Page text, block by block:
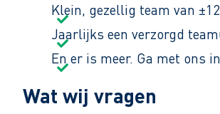
Je werkt fulltime in
Klein, gezellig team van
Jaarlijks een verzorgd
En er is meer. Ga met ons
Wat wij vragen